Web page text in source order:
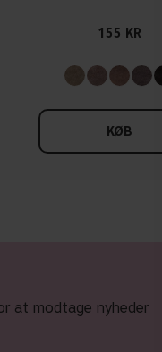
155 KR
KØB
at modtage nyheder